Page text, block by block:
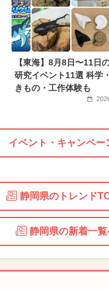
【東海】8月8日〜11日
研究イベント11選 科学
きもの・工作体験も
イベント・キャンペー
静岡県のトレンド
静岡県の新着一覧